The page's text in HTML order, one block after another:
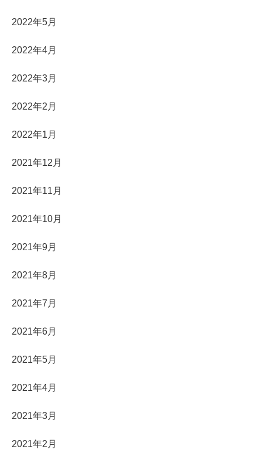
2022年5月
2022年4月
2022年3月
2022年2月
2022年1月
2021年12月
2021年11月
2021年10月
2021年9月
2021年8月
2021年7月
2021年6月
2021年5月
2021年4月
2021年3月
2021年2月